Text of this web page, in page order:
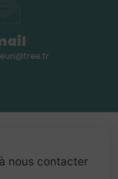
nous contacter